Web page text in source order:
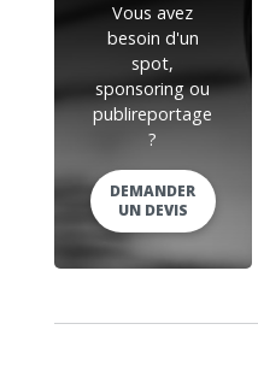
Vous avez
besoin d'un
spot,
sponsoring ou
publireportage
?
DEMANDER
UN DEVIS